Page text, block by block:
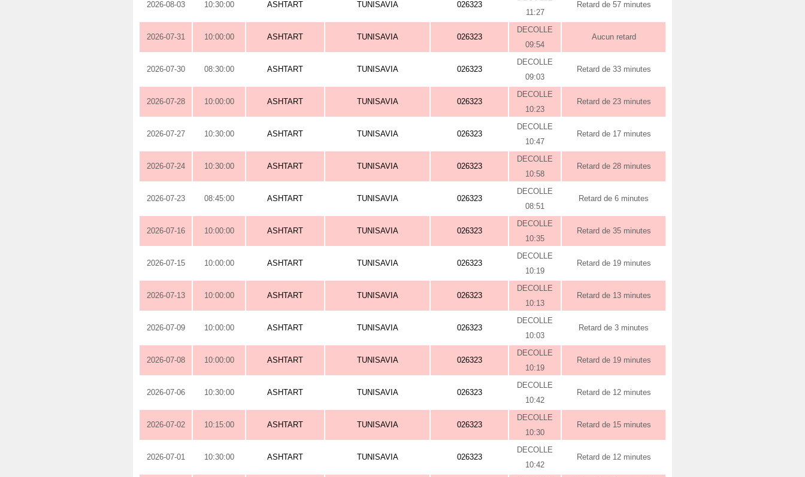
2026-08-03 10:30:00 ASHTART TUNISAVIA 026323
11:27
Retard de 57 minutes
2026-07-31 10:00:00 ASHTART TUNISAVIA 026323
DECOLLE
09:54
Aucun retard
2026-07-30 08:30:00 ASHTART TUNISAVIA 026323
DECOLLE
09:03
Retard de 33 minutes
2026-07-28 10:00:00 ASHTART TUNISAVIA 026323
DECOLLE
10:23
Retard de 23 minutes
2026-07-27 10:30:00 ASHTART TUNISAVIA 026323
DECOLLE
10:47
Retard de 17 minutes
2026-07-24 10:30:00 ASHTART TUNISAVIA 026323
DECOLLE
10:58
Retard de 28 minutes
2026-07-23 08:45:00 ASHTART TUNISAVIA 026323
DECOLLE
08:51
Retard de 6 minutes
2026-07-16 10:00:00 ASHTART TUNISAVIA 026323
DECOLLE
10:35
Retard de 35 minutes
2026-07-15 10:00:00 ASHTART TUNISAVIA 026323
DECOLLE
10:19
Retard de 19 minutes
2026-07-13 10:00:00 ASHTART TUNISAVIA 026323
DECOLLE
10:13
Retard de 13 minutes
2026-07-09 10:00:00 ASHTART TUNISAVIA 026323
DECOLLE
10:03
Retard de 3 minutes
2026-07-08 10:00:00 ASHTART TUNISAVIA 026323
DECOLLE
10:19
Retard de 19 minutes
2026-07-06 10:30:00 ASHTART TUNISAVIA 026323
DECOLLE
10:42
Retard de 12 minutes
2026-07-02 10:15:00 ASHTART TUNISAVIA 026323
DECOLLE
10:30
Retard de 15 minutes
2026-07-01 10:30:00 ASHTART TUNISAVIA 026323
DECOLLE
10:42
Retard de 12 minutes